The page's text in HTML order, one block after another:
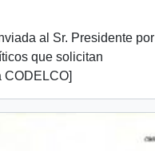
al Sr. Presidente por
que solicitan
CODELCO]